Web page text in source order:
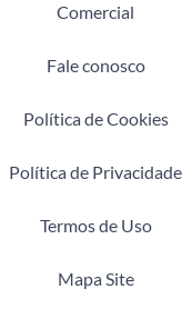
Comercial
Fale conosco
Política de Cookies
Política de Privacidade
Termos de Uso
Mapa Site